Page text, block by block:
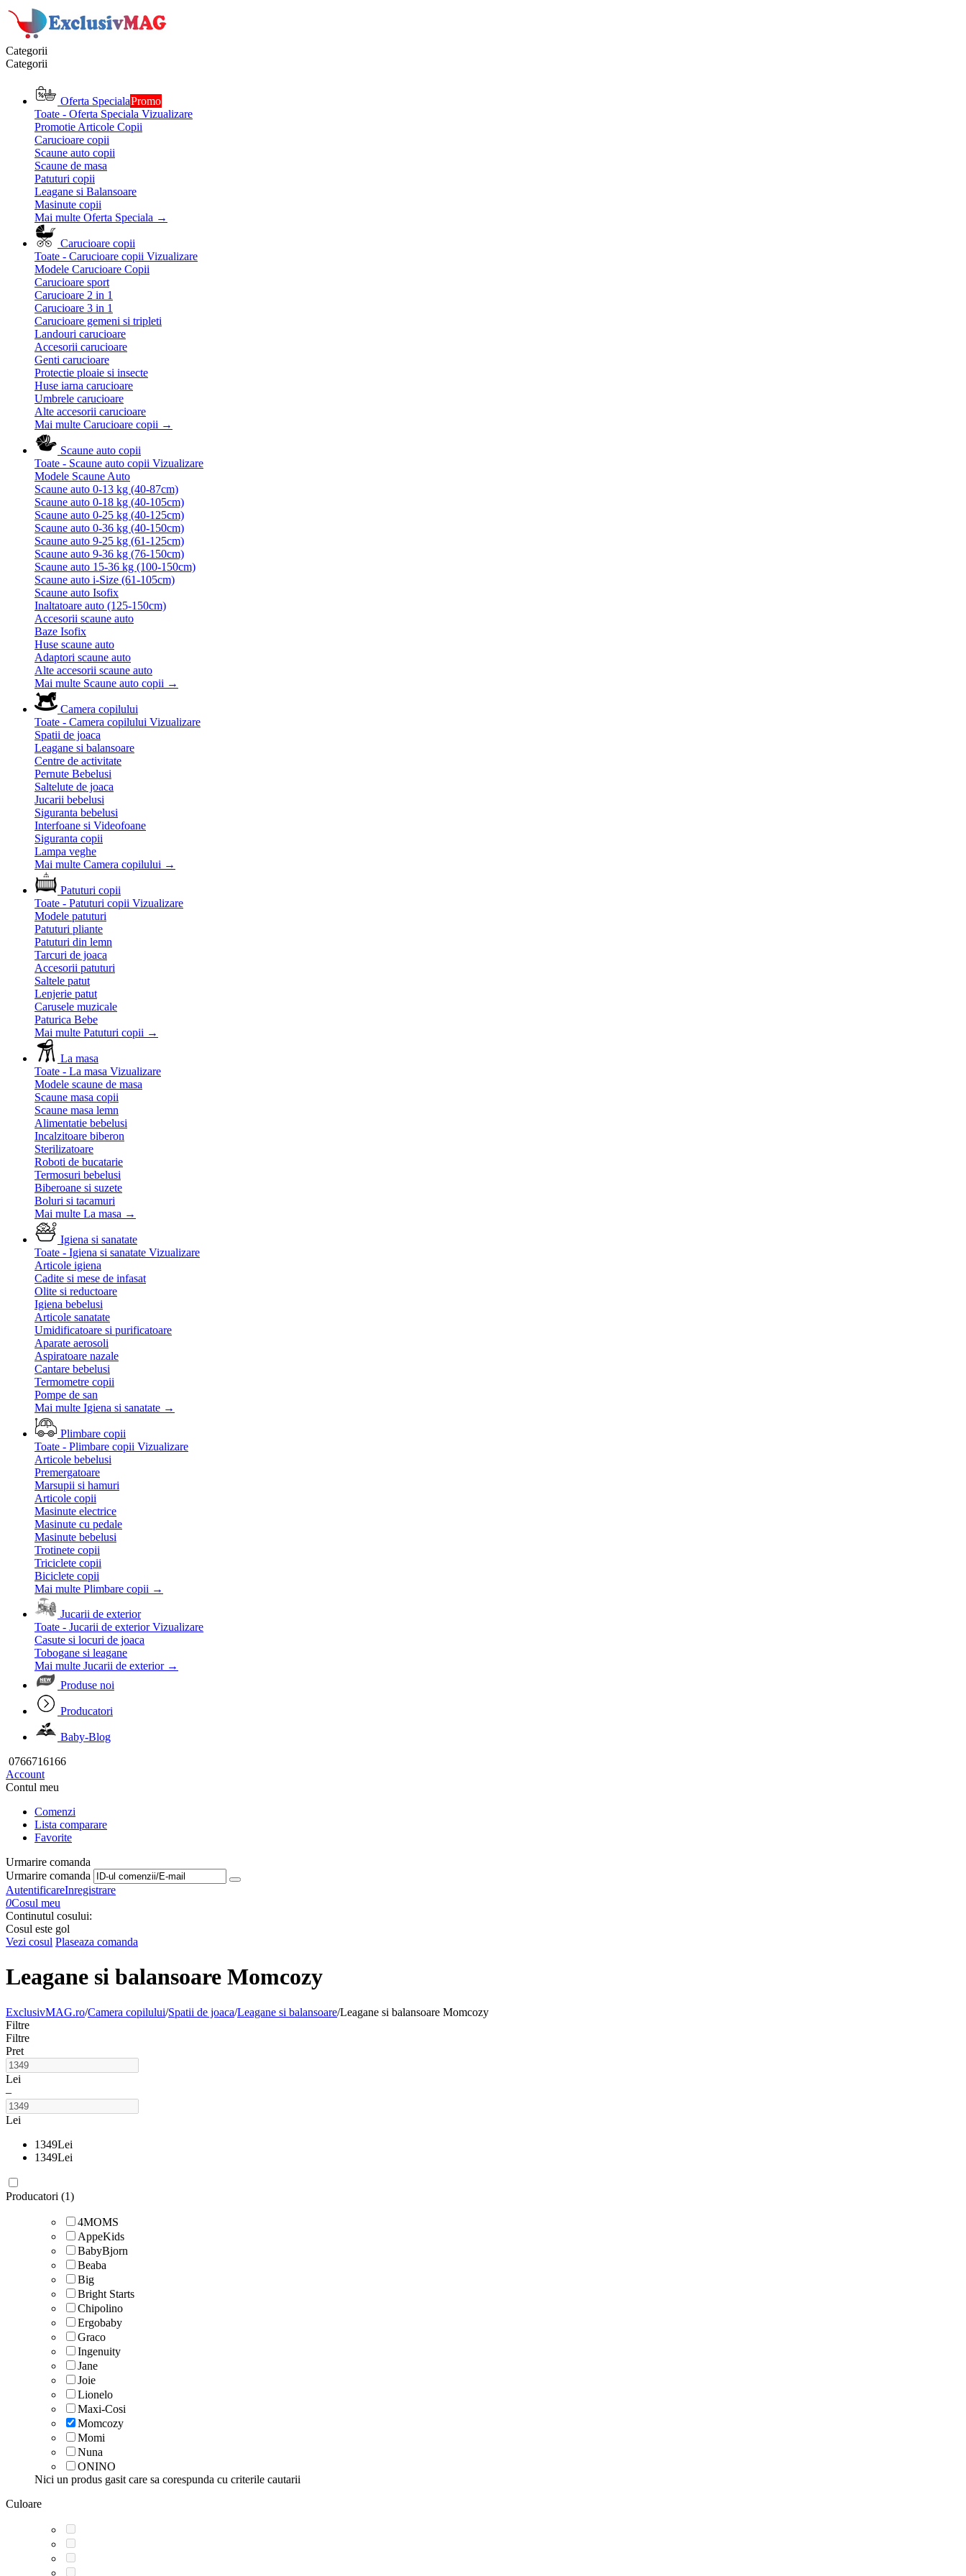
Categorii
Categorii
Oferta SpecialaPromo
Toate - Oferta Speciala Vizualizare
Promotie Articole Copii
Carucioare copii
Scaune auto copii
Scaune de masa
Patuturi copii
Leagane si Balansoare
Masinute copii
Mai multe Oferta Speciala →
Carucioare copii
Toate - Carucioare copii Vizualizare
Modele Carucioare Copii
Carucioare sport
Carucioare 2 in 1
Carucioare 3 in 1
Carucioare gemeni si tripleti
Landouri carucioare
Accesorii carucioare
Genti carucioare
Protectie ploaie si insecte
Huse iarna carucioare
Umbrele carucioare
Alte accesorii carucioare
Mai multe Carucioare copii →
Scaune auto copii
Toate - Scaune auto copii Vizualizare
Modele Scaune Auto
Scaune auto 0-13 kg (40-87cm)
Scaune auto 0-18 kg (40-105cm)
Scaune auto 0-25 kg (40-125cm)
Scaune auto 0-36 kg (40-150cm)
Scaune auto 9-25 kg (61-125cm)
Scaune auto 9-36 kg (76-150cm)
Scaune auto 15-36 kg (100-150cm)
Scaune auto i-Size (61-105cm)
Scaune auto Isofix
Inaltatoare auto (125-150cm)
Accesorii scaune auto
Baze Isofix
Huse scaune auto
Adaptori scaune auto
Alte accesorii scaune auto
Mai multe Scaune auto copii →
Camera copilului
Toate - Camera copilului Vizualizare
Spatii de joaca
Leagane si balansoare
Centre de activitate
Pernute Bebelusi
Saltelute de joaca
Jucarii bebelusi
Siguranta bebelusi
Interfoane si Videofoane
Siguranta copii
Lampa veghe
Mai multe Camera copilului →
Patuturi copii
Toate - Patuturi copii Vizualizare
Modele patuturi
Patuturi pliante
Patuturi din lemn
Tarcuri de joaca
Accesorii patuturi
Saltele patut
Lenjerie patut
Carusele muzicale
Paturica Bebe
Mai multe Patuturi copii →
La masa
Toate - La masa Vizualizare
Modele scaune de masa
Scaune masa copii
Scaune masa lemn
Alimentatie bebelusi
Incalzitoare biberon
Sterilizatoare
Roboti de bucatarie
Termosuri bebelusi
Biberoane si suzete
Boluri si tacamuri
Mai multe La masa →
Igiena si sanatate
Toate - Igiena si sanatate Vizualizare
Articole igiena
Cadite si mese de infasat
Olite si reductoare
Igiena bebelusi
Articole sanatate
Umidificatoare si purificatoare
Aparate aerosoli
Aspiratoare nazale
Cantare bebelusi
Termometre copii
Pompe de san
Mai multe Igiena si sanatate →
Plimbare copii
Toate - Plimbare copii Vizualizare
Articole bebelusi
Premergatoare
Marsupii si hamuri
Articole copii
Masinute electrice
Masinute cu pedale
Masinute bebelusi
Trotinete copii
Triciclete copii
Biciclete copii
Mai multe Plimbare copii →
Jucarii de exterior
Toate - Jucarii de exterior Vizualizare
Casute si locuri de joaca
Tobogane si leagane
Mai multe Jucarii de exterior →
Produse noi
Producatori
Baby-Blog
0766716166
Account
Contul meu
Comenzi
Lista comparare
Favorite
Urmarire comanda
Urmarire comanda
AutentificareInregistrare
0Cosul meu
Continutul cosului:
Cosul este gol
Vezi cosul Plaseaza comanda
Leagane si balansoare Momcozy
ExclusivMAG.ro/Camera copilului/Spatii de joaca/Leagane si balansoare/Leagane si balansoare Momcozy
Filtre
Filtre
Pret
Lei
–
Lei
1349Lei
1349Lei
Producatori (1)
4MOMS
AppeKids
BabyBjorn
Beaba
Big
Bright Starts
Chipolino
Ergobaby
Graco
Ingenuity
Jane
Joie
Lionelo
Maxi-Cosi
Momcozy
Momi
Nuna
ONINO
Nici un produs gasit care sa corespunda cu criterile cautarii
Culoare